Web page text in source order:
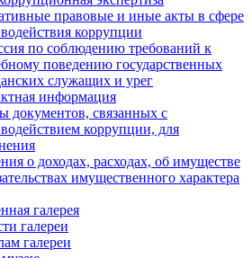
правовые и иные акты в сфере
коррупции
по соблюдению требований к
поведению государственных
служащих и урег
информация
документов, связанных с
коррупции, для
о доходах, расходах, об имуществе
имущественного характера
галерея
галереи
галереи